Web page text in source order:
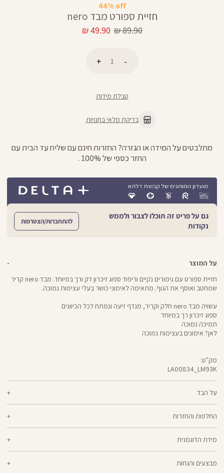
44% off
חזיית ספורט מבד nero
מחיר
49.90 ₪
מחיר
89.90 ₪
טבלת מידות
בדיקת מלאי בחנויות
מתלבטים על המידה או הגזרה? החזרות חינם עם שליח עד הבית עם
החזר כספי של 100% .
גם על פריט זה תוכלו לצבור ולממש
נקודות
להתחברות/הצטרפות
על המוצר
על הבד
החלפות והחזרות
מידת הדוגמנית
מבצעים והנחות
חזיית ספורט עם גימורים נקיים וריפוד ספוג זיכרון דק ורך במיוחד. מבד nero קריר
שמחטב ואוסף את הגוף. מתאימה לאימוני כושר בעלי עצימות נמוכה.
עשויה מבד nero חלק וקריר, מנדף זיעה ונמתח לכל הכיוונים
ספוג זיכרון רך במיוחד
תמיכה נמוכה
לאן? אימונים בעצימות נמוכה
מק"ט:
LA00834_LM93K
nero - מגע קריר, תמיכה גבוהה ותחושה נינוחה - שלושת המרכיבים לאימון דינמי
ואנטי-בקטריאלי
למדיניות ההחזרות\החלפות של הרשת.
מוצרים בלעדיים לאתר או שאינם במלאי - לא ניתן להחליף אך ניתן לבצע החזרה